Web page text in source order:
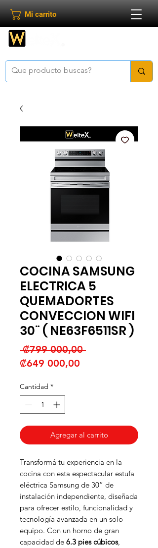
Mi carrito
COCINA SAMSUNG
ELECTRICA 5
QUEMADORTES
CONVECCION WIFI
30¨ ( NE63F6511SR )
₡799 000,00 Precio
₡649 000,00
Cantidad *
Agregar al carrito
Transformá tu experiencia en la
cocina con esta espectacular estufa
eléctrica Samsung de 30” de
instalación independiente, diseñada
para ofrecer estilo, funcionalidad y
tecnología avanzada en un solo
equipo. Con un horno de gran
capacidad de 6.3 pies cúbicos,